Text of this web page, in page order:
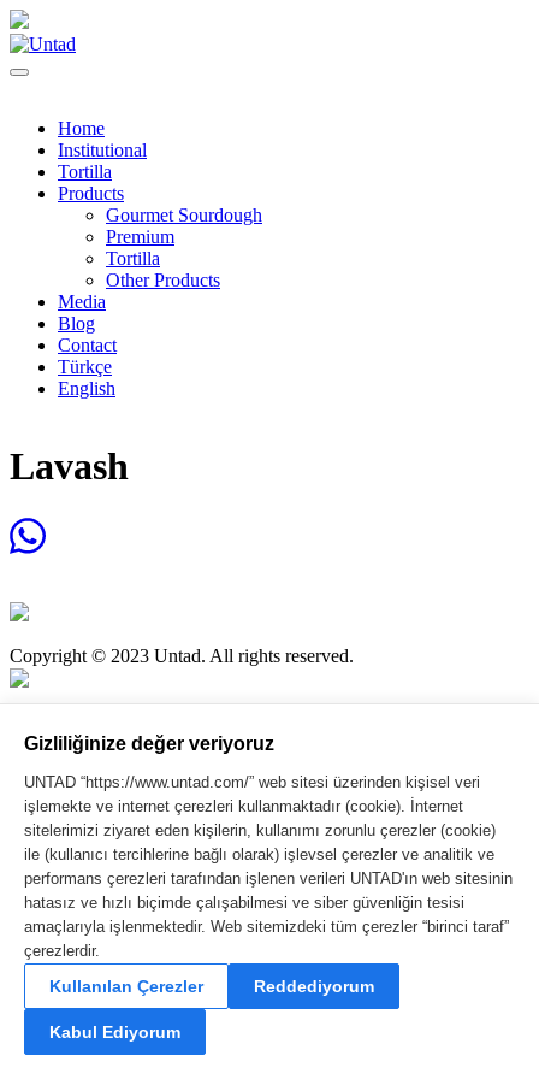
Home
Institutional
Tortilla
Products
Gourmet Sourdough
Premium
Tortilla
Other Products
Media
Blog
Contact
Türkçe
English
Lavash
Copyright © 2023 Untad. All rights reserved.
Turkish
English
Gizliliğinize değer veriyoruz
UNTAD “https://www.untad.com/” web sitesi üzerinden kişisel veri
işlemekte ve internet çerezleri kullanmaktadır (cookie). İnternet
sitelerimizi ziyaret eden kişilerin, kullanımı zorunlu çerezler (cookie)
ile (kullanıcı tercihlerine bağlı olarak) işlevsel çerezler ve analitik ve
performans çerezleri tarafından işlenen verileri UNTAD'ın web sitesinin
hatasız ve hızlı biçimde çalışabilmesi ve siber güvenliğin tesisi
amaçlarıyla işlenmektedir. Web sitemizdeki tüm çerezler “birinci taraf”
çerezlerdir.
Kullanılan Çerezler Reddediyorum
Kabul Ediyorum